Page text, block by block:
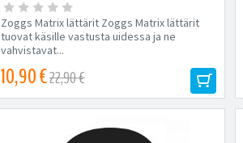
Zoggs Matrix lättärit Zoggs Matrix lättärit
tuovat käsille vastusta uidessa ja ne
vahvistavat...
10,90 €22,90 €